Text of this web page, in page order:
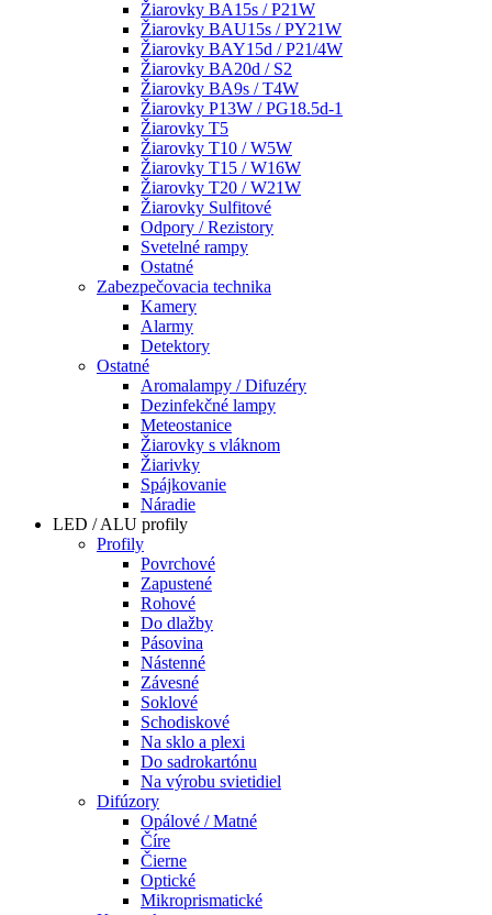
Žiarovky BA15s / P21W
Žiarovky BAU15s / PY21W
Žiarovky BAY15d / P21/4W
Žiarovky BA20d / S2
Žiarovky BA9s / T4W
Žiarovky P13W / PG18.5d-1
Žiarovky T5
Žiarovky T10 / W5W
Žiarovky T15 / W16W
Žiarovky T20 / W21W
Žiarovky Sulfitové
Odpory / Rezistory
Svetelné rampy
Ostatné
Zabezpečovacia technika
Kamery
Alarmy
Detektory
Ostatné
Aromalampy / Difuzéry
Dezinfekčné lampy
Meteostanice
Žiarovky s vláknom
Žiarivky
Spájkovanie
Náradie
LED / ALU profily
Profily
Povrchové
Zapustené
Rohové
Do dlažby
Pásovina
Nástenné
Závesné
Soklové
Schodiskové
Na sklo a plexi
Do sadrokartónu
Na výrobu svietidiel
Difúzory
Opálové / Matné
Číre
Čierne
Optické
Mikroprismatické